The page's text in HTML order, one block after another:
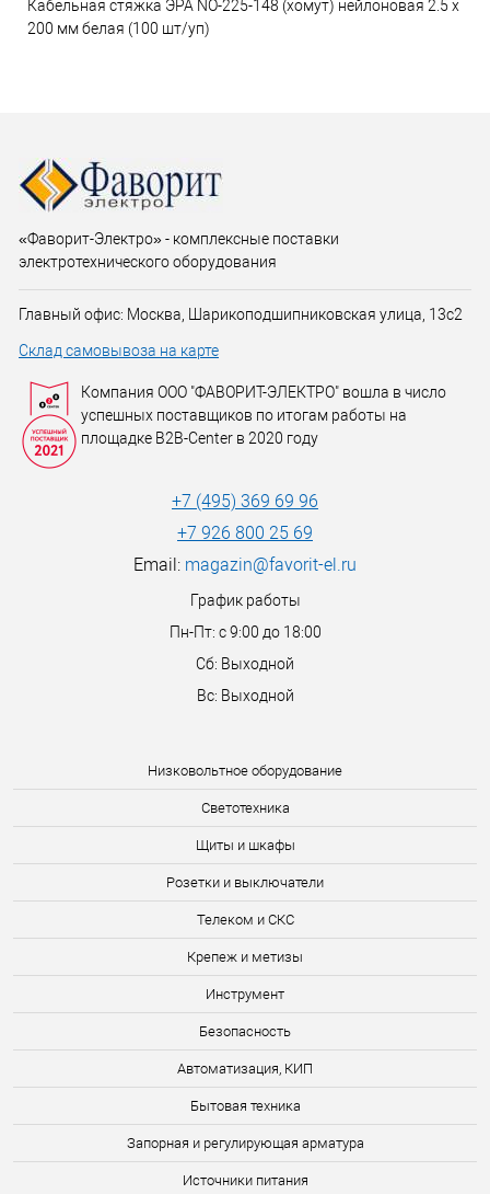
Кабельная стяжка ЭРА NO-225-148 (хомут) нейлоновая 2.5 х
200 мм белая (100 шт/уп)
Низковольтное оборудование
Светотехника
Щиты и шкафы
Розетки и выключатели
Телеком и СКС
Крепеж и метизы
Инструмент
Безопасность
Автоматизация, КИП
Бытовая техника
Запорная и регулирующая арматура
Источники питания
«Фаворит-Электро» - комплексные поставки
электротехнического оборудования
Главный офис: Москва, Шарикоподшипниковская улица, 13с2
Склад самовывоза на карте
Компания ООО "ФАВОРИТ-ЭЛЕКТРО" вошла в число
успешных поставщиков по итогам работы на
площадке B2B-Center в 2020 году
+7 (495) 369 69 96
+7 926 800 25 69
Email: magazin@favorit-el.ru
График работы
Пн-Пт: с 9:00 до 18:00
Сб: Выходной
Вс: Выходной